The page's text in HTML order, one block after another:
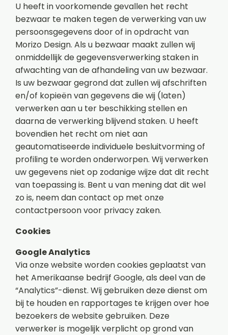
U heeft in voorkomende gevallen het recht
bezwaar te maken tegen de verwerking van uw
persoonsgegevens door of in opdracht van
Morizo Design. Als u bezwaar maakt zullen wij
onmiddellijk de gegevensverwerking staken in
afwachting van de afhandeling van uw bezwaar.
Is uw bezwaar gegrond dat zullen wij afschriften
en/of kopieën van gegevens die wij (laten)
verwerken aan u ter beschikking stellen en
daarna de verwerking blijvend staken. U heeft
bovendien het recht om niet aan
geautomatiseerde individuele besluitvorming of
profiling te worden onderworpen. Wij verwerken
uw gegevens niet op zodanige wijze dat dit recht
van toepassing is. Bent u van mening dat dit wel
zo is, neem dan contact op met onze
contactpersoon voor privacy zaken.
Cookies
Google Analytics
Via onze website worden cookies geplaatst van
het Amerikaanse bedrijf Google, als deel van de
“Analytics”-dienst. Wij gebruiken deze dienst om
bij te houden en rapportages te krijgen over hoe
bezoekers de website gebruiken. Deze
verwerker is mogelijk verplicht op grond van